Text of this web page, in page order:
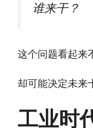
谁来干？
这个问题看起来
却可能决定未来
工业时